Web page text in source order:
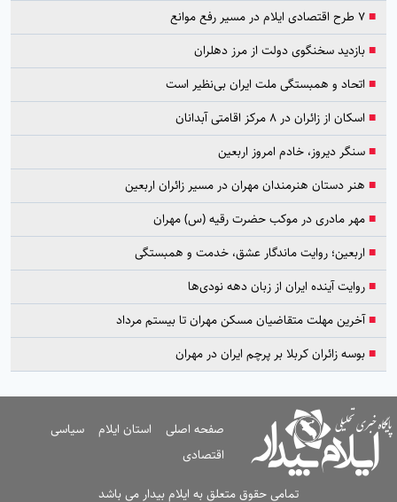
■۷ طرح اقتصادی ایلام در مسیر رفع موانع
■بازدید سخنگوی دولت از مرز دهلران
■ اتحاد و همبستگی ملت ایران بی‌نظیر است
■ اسکان از زائران در ۸ مرکز اقامتی آبدانان
■سنگر دیروز، خادم امروز اربعین
■ هنر دستان هنرمندان مهران در مسیر زائران اربعین
■مهر مادری در موکب حضرت رقیه (س) مهران
■ اربعین؛ روایت ماندگار عشق، خدمت و همبستگی
■روایت آینده ایران از زبان دهه نودی‌ها
■آخرین مهلت متقاضیان مسکن مهران تا بیستم مرداد
■بوسه زائران کربلا بر پرچم ایران در مهران
صفحه اصلی استان ایلام
سیاسی
اقتصادی
تمامی حقوق متعلق به ایلام بیدار می باشد